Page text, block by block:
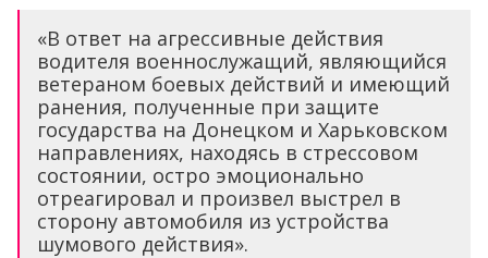
«В ответ на агрессивные действия
водителя военнослужащий, являющийся
ветераном боевых действий и имеющий
ранения, полученные при защите
государства на Донецком и Харьковском
направлениях, находясь в стрессовом
состоянии, остро эмоционально
отреагировал и произвел выстрел в
сторону автомобиля из устройства
шумового действия».